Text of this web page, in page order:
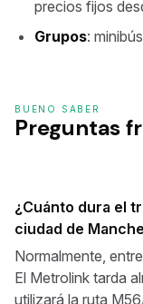
precios fijos
Grupos:
BUENO SABER
Preguntas
¿Cuánto dura el
ciudad de
Normalmente,
El Metrolink tarda
utilizará la ruta